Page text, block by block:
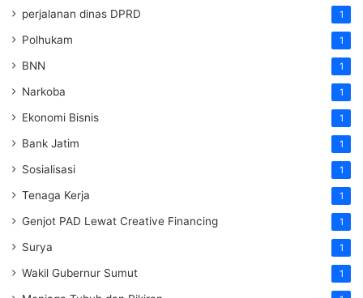
perjalanan dinas DPRD 1
Polhukam 1
BNN 1
Narkoba 1
Ekonomi Bisnis 1
Bank Jatim 1
Sosialisasi 1
Tenaga Kerja 1
Genjot PAD Lewat Creative Financing 1
Surya 1
Wakil Gubernur Sumut 1